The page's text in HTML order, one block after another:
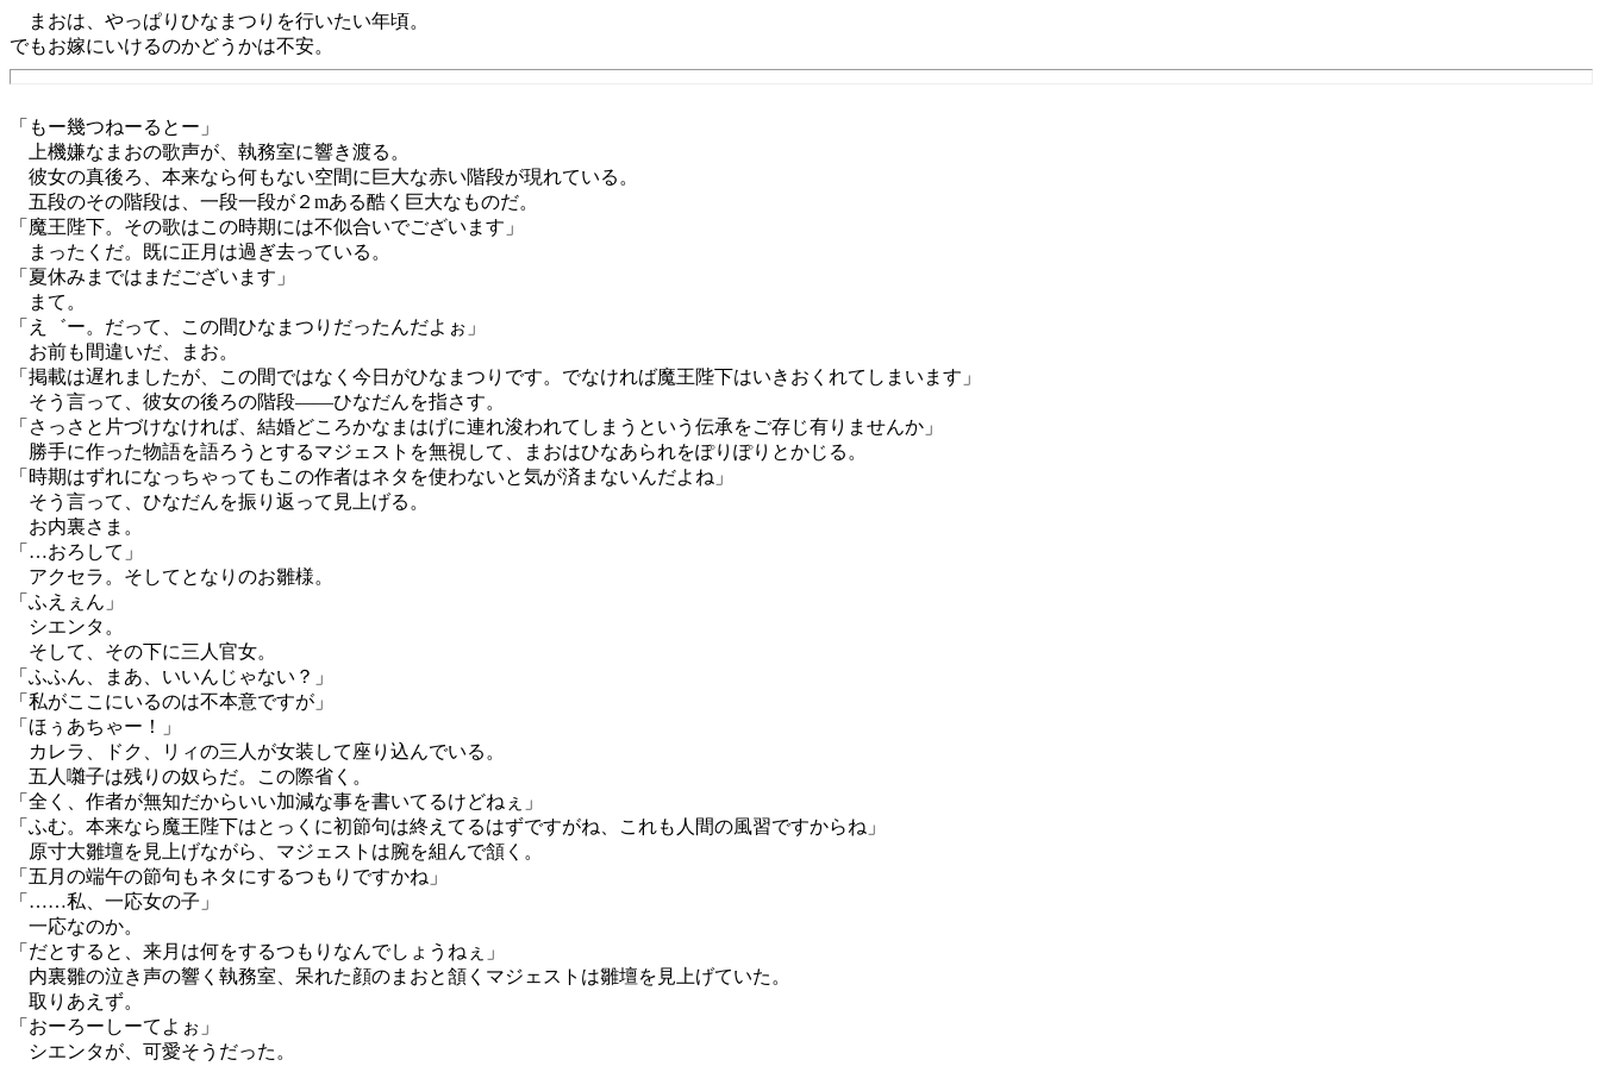
まおは、やっぱりひなまつりを行いたい年頃。
でもお嫁にいけるのかどうかは不安。
「もー幾つねーるとー」
上機嫌なまおの歌声が、執務室に響き渡る。
彼女の真後ろ、本来なら何もない空間に巨大な赤い階段が現れている。
五段のその階段は、一段一段が２mある酷く巨大なものだ。
「魔王陛下。その歌はこの時期には不似合いでございます」
まったくだ。既に正月は過ぎ去っている。
「夏休みまではまだございます」
まて。
「え゛ー。だって、この間ひなまつりだったんだよぉ」
お前も間違いだ、まお。
「掲載は遅れましたが、この間ではなく今日がひなまつりです。でなければ魔王陛下はいきおくれてしまいます」
そう言って、彼女の後ろの階段――ひなだんを指さす。
「さっさと片づけなければ、結婚どころかなまはげに連れ浚われてしまうという伝承をご存じ有りませんか」
勝手に作った物語を語ろうとするマジェストを無視して、まおはひなあられをぽりぽりとかじる。
「時期はずれになっちゃってもこの作者はネタを使わないと気が済まないんだよね」
そう言って、ひなだんを振り返って見上げる。
お内裏さま。
「…おろして」
アクセラ。そしてとなりのお雛様。
「ふえぇん」
シエンタ。
そして、その下に三人官女。
「ふふん、まあ、いいんじゃない？」
「私がここにいるのは不本意ですが」
「ほぅあちゃー！」
カレラ、ドク、リィの三人が女装して座り込んでいる。
五人囃子は残りの奴らだ。この際省く。
「全く、作者が無知だからいい加減な事を書いてるけどねぇ」
「ふむ。本来なら魔王陛下はとっくに初節句は終えてるはずですがね、これも人間の風習ですからね」
原寸大雛壇を見上げながら、マジェストは腕を組んで頷く。
「五月の端午の節句もネタにするつもりですかね」
「……私、一応女の子」
一応なのか。
「だとすると、来月は何をするつもりなんでしょうねぇ」
内裏雛の泣き声の響く執務室、呆れた顔のまおと頷くマジェストは雛壇を見上げていた。
取りあえず。
「おーろーしーてよぉ」
シエンタが、可愛そうだった。